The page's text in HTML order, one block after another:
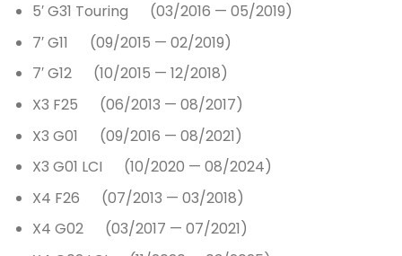
5′ G31 Touring (03/2016 — 05/2019)
7′ G11 (09/2015 — 02/2019)
7′ G12 (10/2015 — 12/2018)
X3 F25 (06/2013 — 08/2017)
X3 G01 (09/2016 — 08/2021)
X3 G01 LCI (10/2020 — 08/2024)
X4 F26 (07/2013 — 03/2018)
X4 G02 (03/2017 — 07/2021)